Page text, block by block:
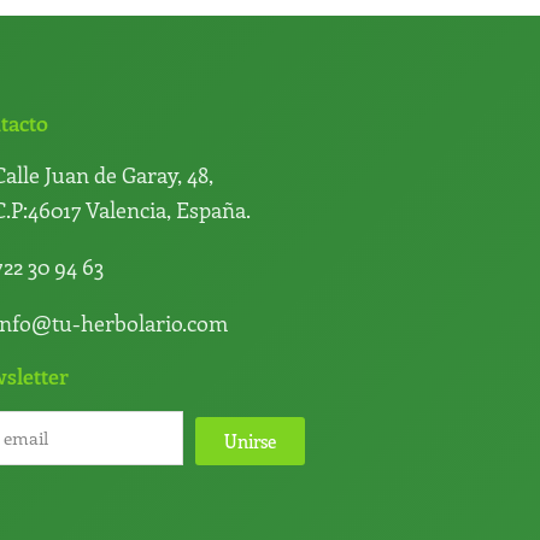
Juan de Garay, 48,
Valencia, España.
30 94 63
herbolario.com
Unirse